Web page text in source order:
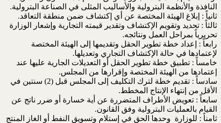
النافذة والأنظمة البترولية والأساليب المثلى في الصناعة البترولية.
ثانياً : إبلاغ الهيئة المختصة عن أي إكتشاف ضمن منطقة التعاقد.
ثالثاً : تحديد وتقويم الإكتشاف وتقدير قيمته التجارية وإشعار الوزارة
تحريرياً بمراحل العمل ونتائجه.
رابعاً : إعداد خطة تطوير الحقل وتقديمها إلى الهيئة المختصة
لإعتمادها في حالة الإكتشاف التجاري وتعديلها.
خامساً : تطبيق خطة تطوير الحقل أو التعديلات الجارية عليها عند
إعتمادها من الهيئة المختصة وإقرارها من المجلس.
سادساً : تقديم خطة لترك التكليف إلى المجلس قبل (2) سنتين في
الأقل من إنتهاء الإنتاج المخطط.
سابعاً : تعويض الأطراف المتضررة عن أية خسارة أو ضرر ناتج عن
القيام بالعمليات البترولية وفق القانون.
ثامناً : للوزارة وحدها الحق في إستلام وتسويق النفط أو الغاز المنتج